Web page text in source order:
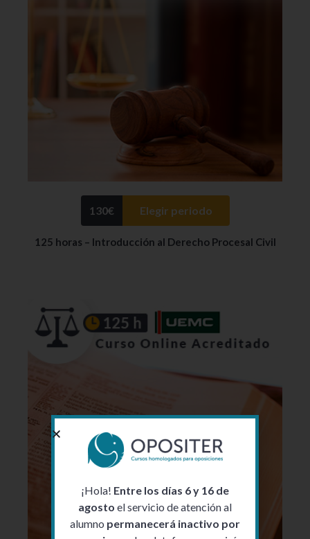
130€ Elegir periodo
125 horas – Introducción al Derecho Procesal Civil
¡Hola! Entre los días 6 y 16 de
agosto el servicio de atención al
alumno permanecerá inactivo por